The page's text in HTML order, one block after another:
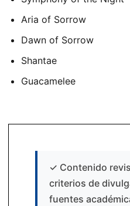
Aria of Sorrow
Dawn of Sorrow
Shantae
Guacamelee
✓ Contenido
criterios de
fuentes